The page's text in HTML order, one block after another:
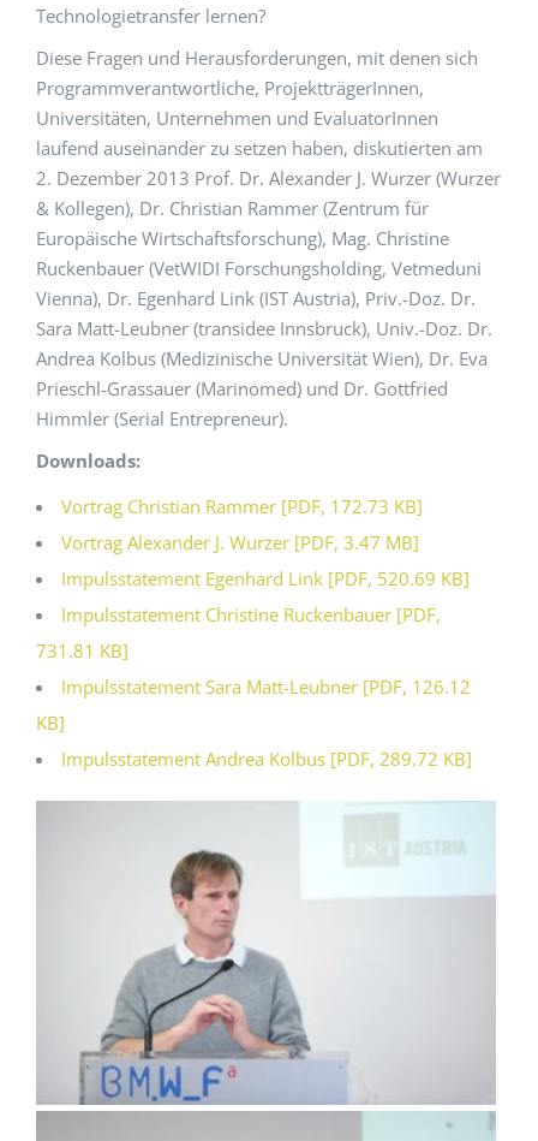
Technologietransfer lernen?
Diese Fragen und Herausforderungen, mit denen sich
Programmverantwortliche, ProjektträgerInnen,
Universitäten, Unternehmen und EvaluatorInnen
laufend auseinander zu setzen haben, diskutierten am
2. Dezember 2013 Prof. Dr. Alexander J. Wurzer (Wurzer
& Kollegen), Dr. Christian Rammer (Zentrum für
Europäische Wirtschaftsforschung), Mag. Christine
Ruckenbauer (VetWIDI Forschungsholding, Vetmeduni
Vienna), Dr. Egenhard Link (IST Austria), Priv.-Doz. Dr.
Sara Matt-Leubner (transidee Innsbruck), Univ.-Doz. Dr.
Andrea Kolbus (Medizinische Universität Wien), Dr. Eva
Prieschl-Grassauer (Marinomed) und Dr. Gottfried
Himmler (Serial Entrepreneur).
Downloads:
Vortrag Christian Rammer [PDF, 172.73 KB]
Vortrag Alexander J. Wurzer [PDF, 3.47 MB]
Impulsstatement Egenhard Link [PDF, 520.69 KB]
Impulsstatement Christine Ruckenbauer [PDF,
731.81 KB]
Impulsstatement Sara Matt-Leubner [PDF, 126.12
KB]
Impulsstatement Andrea Kolbus [PDF, 289.72 KB]